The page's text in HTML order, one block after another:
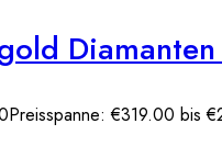
Preisspanne: €319.00 bis